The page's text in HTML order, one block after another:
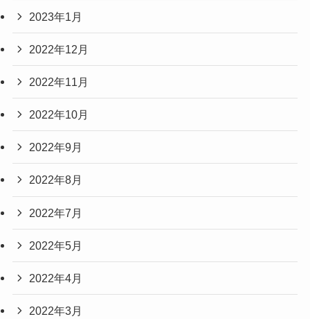
2023年1月
2022年12月
2022年11月
2022年10月
2022年9月
2022年8月
2022年7月
2022年5月
2022年4月
2022年3月